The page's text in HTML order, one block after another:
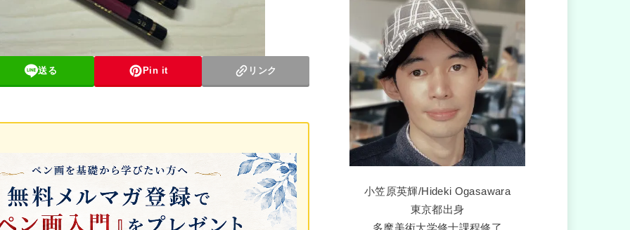
送る Pin it リンク
小笠原英輝/Hideki Ogasawara
東京都出身
多摩美術大学修士課程修了